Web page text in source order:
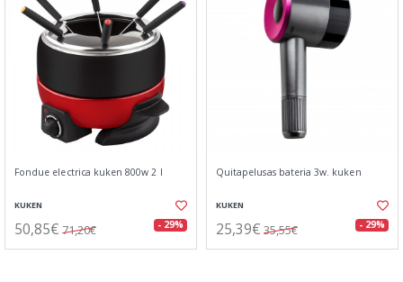
Fondue electrica kuken 800w 2 l
KUKEN
50,85€ 71,20€ - 29%
Quitapelusas bateria 3w. kuken
KUKEN
25,39€ 35,55€ - 29%